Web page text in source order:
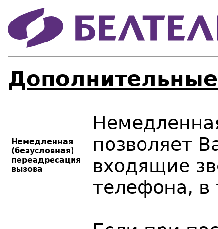
Немедленная
(безусловная)
переадресация
вызова
позволяет
входящие
телефона, в